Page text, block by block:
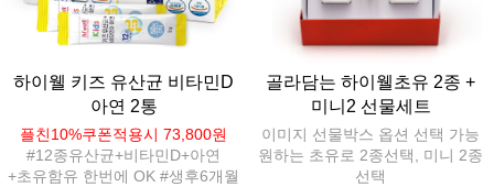
하이웰 키즈 유산균 비타민D
아연 2통
플친10%쿠폰적용시 73,800원
#12종유산균+비타민D+아연
+초유함유 한번에 OK #생후6개월
골라담는 하이웰초유 2종 +
미니2 선물세트
이미지 선물박스 옵션 선택 가능
원하는 초유로 2종선택, 미니 2종
선택